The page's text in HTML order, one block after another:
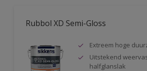
Rubbol XD Semi-Gloss
Extreem hoge
Uitstekend
halfglanslak